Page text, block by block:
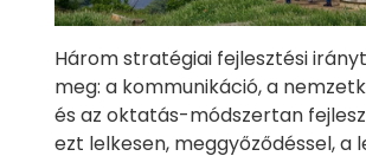
Három stratégiai fejlesztési
meg: a kommunikáció, a
és az oktatás-módszertan
ezt lelkesen, meggyőződéssel, a